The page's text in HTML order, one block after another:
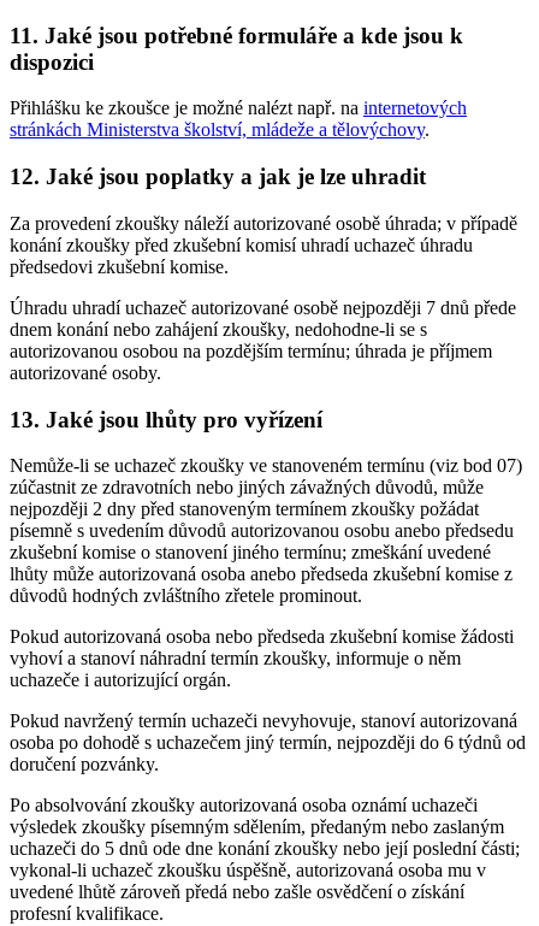
11. Jaké jsou potřebné formuláře a kde jsou k
dispozici
Přihlášku ke zkoušce je možné nalézt např. na internetových
stránkách Ministerstva školství, mládeže a tělovýchovy.
12. Jaké jsou poplatky a jak je lze uhradit
Za provedení zkoušky náleží autorizované osobě úhrada; v případě
konání zkoušky před zkušební komisí uhradí uchazeč úhradu
předsedovi zkušební komise.
Úhradu uhradí uchazeč autorizované osobě nejpozději 7 dnů přede
dnem konání nebo zahájení zkoušky, nedohodne-li se s
autorizovanou osobou na pozdějším termínu; úhrada je příjmem
autorizované osoby.
13. Jaké jsou lhůty pro vyřízení
Nemůže-li se uchazeč zkoušky ve stanoveném termínu (viz bod 07)
zúčastnit ze zdravotních nebo jiných závažných důvodů, může
nejpozději 2 dny před stanoveným termínem zkoušky požádat
písemně s uvedením důvodů autorizovanou osobu anebo předsedu
zkušební komise o stanovení jiného termínu; zmeškání uvedené
lhůty může autorizovaná osoba anebo předseda zkušební komise z
důvodů hodných zvláštního zřetele prominout.
Pokud autorizovaná osoba nebo předseda zkušební komise žádosti
vyhoví a stanoví náhradní termín zkoušky, informuje o něm
uchazeče i autorizující orgán.
Pokud navržený termín uchazeči nevyhovuje, stanoví autorizovaná
osoba po dohodě s uchazečem jiný termín, nejpozději do 6 týdnů od
doručení pozvánky.
Po absolvování zkoušky autorizovaná osoba oznámí uchazeči
výsledek zkoušky písemným sdělením, předaným nebo zaslaným
uchazeči do 5 dnů ode dne konání zkoušky nebo její poslední části;
vykonal-li uchazeč zkoušku úspěšně, autorizovaná osoba mu v
uvedené lhůtě zároveň předá nebo zašle osvědčení o získání
profesní kvalifikace.